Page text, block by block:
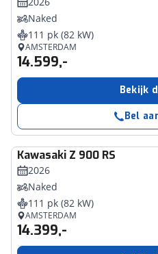
Naked
111 pk (82 kW)
AMSTERDAM
14.599,-
Bekijk
Bel
Kawasaki Z 900 RS
2026
Naked
111 pk (82 kW)
AMSTERDAM
14.399,-